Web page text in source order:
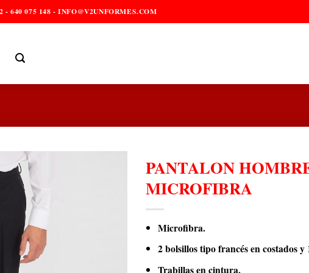
640 075 148 - INFO@V2UNFORMES.COM
PANTALON
MICROFIBRA
Microfibra.
2 bolsillos tipo francés en costados y
Trabillas en cintura.